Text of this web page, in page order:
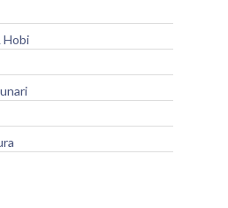
Hobi